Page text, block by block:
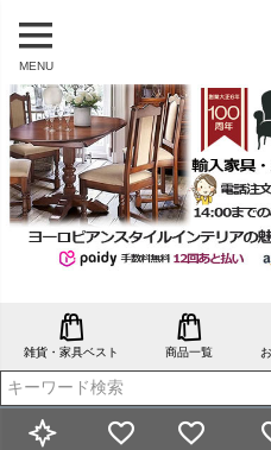
MENU
雑貨・家具ベスト 商品一覧